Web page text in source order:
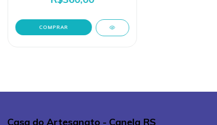
Casa do Artesanato - Canela RS